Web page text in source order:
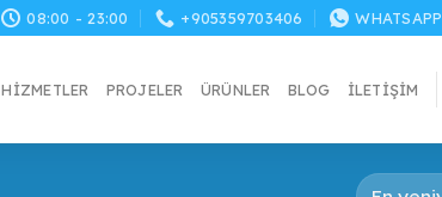
08:00 - 23:00 +905359703406 WHATSAPP
HIZMETLER PROJELER ÜRÜNLER BLOG İLETIŞIM